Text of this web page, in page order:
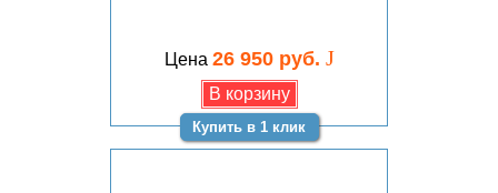
Цена 26 950 руб. J
Купить в 1 клик